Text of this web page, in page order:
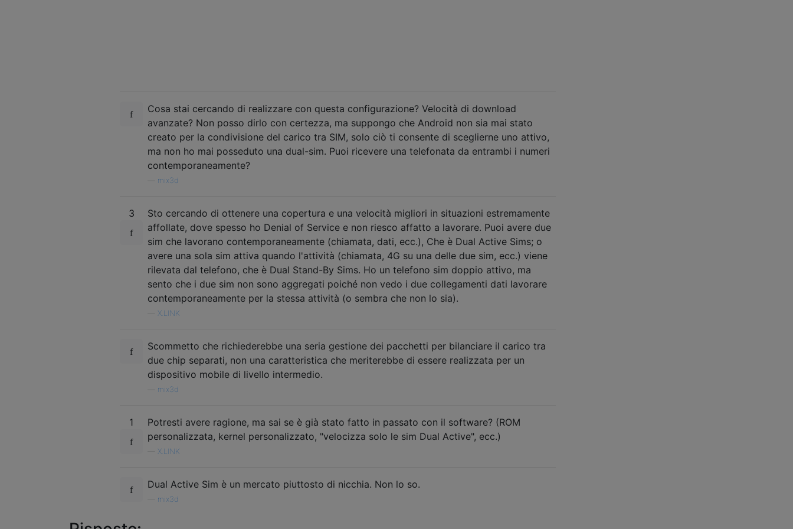
Cosa stai cercando di realizzare con questa configurazione? Velocità di download
avanzate? Non posso dirlo con certezza, ma suppongo che Android non sia mai stato
creato per la condivisione del carico tra SIM, solo ciò ti consente di sceglierne uno attivo,
ma non ho mai posseduto una dual-sim. Puoi ricevere una telefonata da entrambi i numeri
contemporaneamente?
mix3d
3
Sto cercando di ottenere una copertura e una velocità migliori in situazioni estremamente
affollate, dove spesso ho Denial of Service e non riesco affatto a lavorare. Puoi avere due
sim che lavorano contemporaneamente (chiamata, dati, ecc.), Che è Dual Active Sims; o
avere una sola sim attiva quando l'attività (chiamata, 4G su una delle due sim, ecc.) viene
rilevata dal telefono, che è Dual Stand-By Sims. Ho un telefono sim doppio attivo, ma
sento che i due sim non sono aggregati poiché non vedo i due collegamenti dati lavorare
contemporaneamente per la stessa attività (o sembra che non lo sia).
X.LINK
Scommetto che richiederebbe una seria gestione dei pacchetti per bilanciare il carico tra
due chip separati, non una caratteristica che meriterebbe di essere realizzata per un
dispositivo mobile di livello intermedio.
mix3d
1
Potresti avere ragione, ma sai se è già stato fatto in passato con il software? (ROM
personalizzata, kernel personalizzato, "velocizza solo le sim Dual Active", ecc.)
X.LINK
Dual Active Sim è un mercato piuttosto di nicchia. Non lo so.
mix3d